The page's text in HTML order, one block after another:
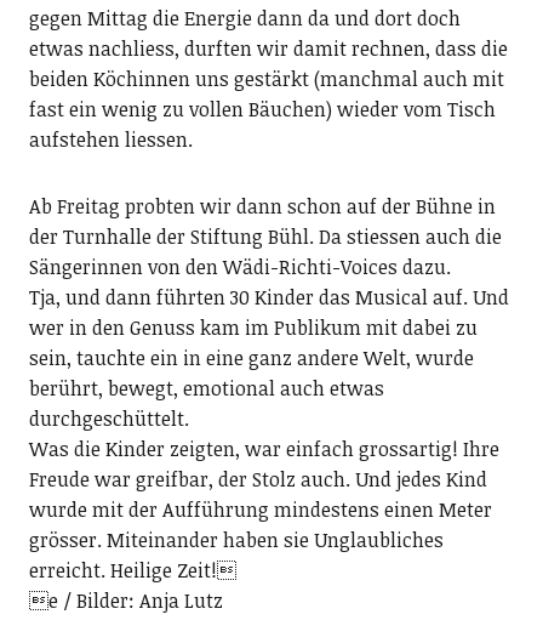
gegen Mittag die Energie dann da und dort doch
etwas nachliess, durften wir damit rechnen, dass die
beiden Köchinnen uns gestärkt (manchmal auch mit
fast ein wenig zu vollen Bäuchen) wieder vom Tisch
aufstehen liessen.
Ab Freitag probten wir dann schon auf der Bühne in
der Turnhalle der Stiftung Bühl. Da stiessen auch die
Sängerinnen von den Wädi-Richti-Voices dazu.
Tja, und dann führten 30 Kinder das Musical auf. Und
wer in den Genuss kam im Publikum mit dabei zu
sein, tauchte ein in eine ganz andere Welt, wurde
berührt, bewegt, emotional auch etwas
durchgeschüttelt.
Was die Kinder zeigten, war einfach grossartig! Ihre
Freude war greifbar, der Stolz auch. Und jedes Kind
wurde mit der Aufführung mindestens einen Meter
grösser. Miteinander haben sie Unglaubliches
erreicht. Heilige Zeit!
e / Bilder: Anja Lutz